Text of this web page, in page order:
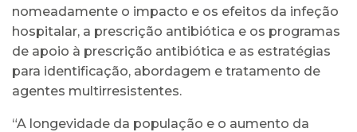
nomeadamente o impacto e os efeitos da infeção
hospitalar, a prescrição antibiótica e os programas
de apoio à prescrição antibiótica e as estratégias
para identificação, abordagem e tratamento de
agentes multirresistentes.
“A longevidade da população e o aumento da